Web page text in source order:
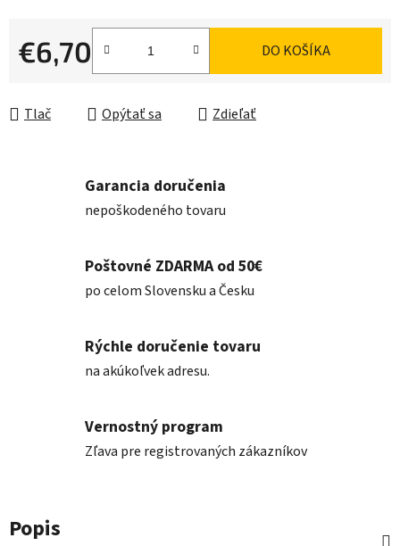
€6,70
Jednotková cena:
DO KOŠÍKA
Tlač Opýtať sa Zdieľať
Garancia doručenia
nepoškodeného tovaru
Poštovné ZDARMA od 50€
po celom Slovensku a Česku
Rýchle doručenie tovaru
na akúkoľvek adresu.
Vernostný program
Zľava pre registrovaných zákazníkov
Popis